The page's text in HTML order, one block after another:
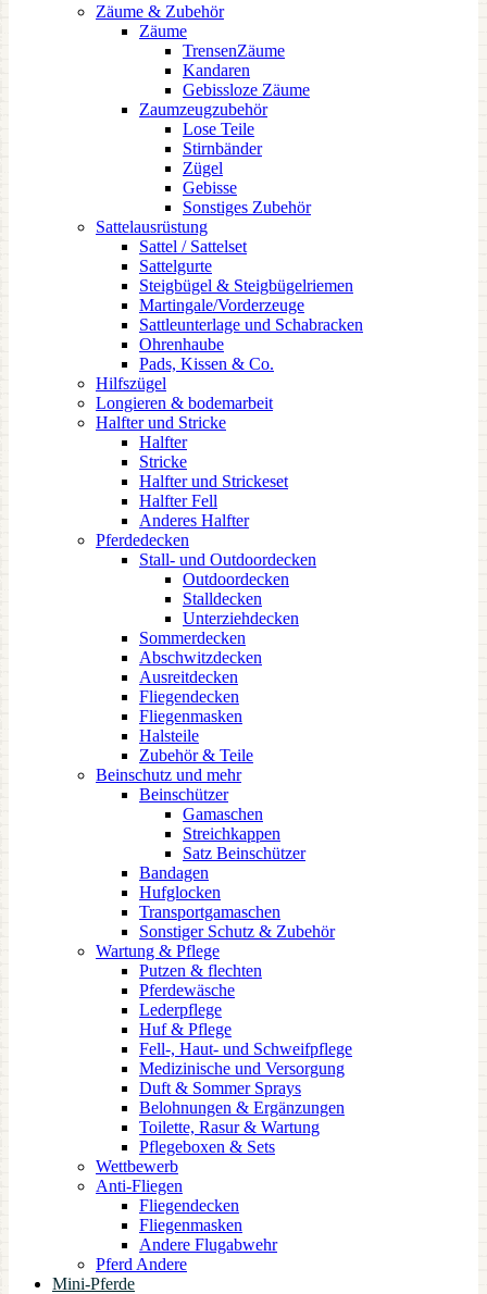
Zäume & Zubehör
Zäume
TrensenZäume
Kandaren
Gebissloze Zäume
Zaumzeugzubehör
Lose Teile
Stirnbänder
Zügel
Gebisse
Sonstiges Zubehör
Sattelausrüstung
Sattel / Sattelset
Sattelgurte
Steigbügel & Steigbügelriemen
Martingale/Vorderzeuge
Sattleunterlage und Schabracken
Ohrenhaube
Pads, Kissen & Co.
Hilfszügel
Longieren & bodemarbeit
Halfter und Stricke
Halfter
Stricke
Halfter und Strickeset
Halfter Fell
Anderes Halfter
Pferdedecken
Stall- und Outdoordecken
Outdoordecken
Stalldecken
Unterziehdecken
Sommerdecken
Abschwitzdecken
Ausreitdecken
Fliegendecken
Fliegenmasken
Halsteile
Zubehör & Teile
Beinschutz und mehr
Beinschützer
Gamaschen
Streichkappen
Satz Beinschützer
Bandagen
Hufglocken
Transportgamaschen
Sonstiger Schutz & Zubehör
Wartung & Pflege
Putzen & flechten
Pferdewäsche
Lederpflege
Huf & Pflege
Fell-, Haut- und Schweifpflege
Medizinische und Versorgung
Duft & Sommer Sprays
Belohnungen & Ergänzungen
Toilette, Rasur & Wartung
Pflegeboxen & Sets
Wettbewerb
Anti-Fliegen
Fliegendecken
Fliegenmasken
Andere Flugabwehr
Pferd Andere
Mini-Pferde